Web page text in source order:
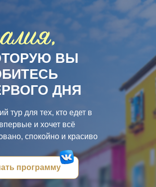
ВЫ
ДНЯ
тур для тех, кто едет в
и хочет всё
спокойно и красиво
программу